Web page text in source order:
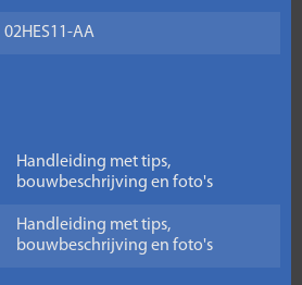
02HES11-AA
Handleiding met tips,
bouwbeschrijving en foto's
Handleiding met tips,
bouwbeschrijving en foto's